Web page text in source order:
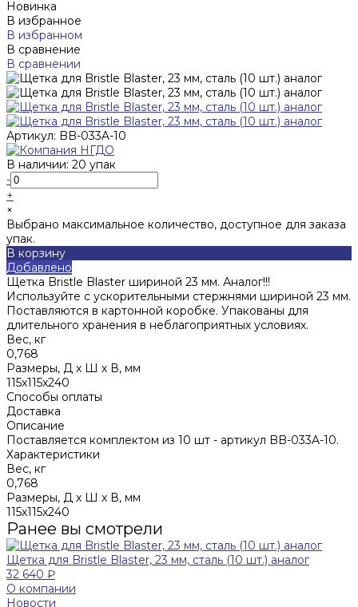
Новинка
В избранное
В избранном
В сравнение
В сравнении
Артикул: BB-033A-10
В наличии: 20 упак
-
+
×
Выбрано максимальное количество, доступное для заказа
упак.
В корзину
Добавлено
Щетка Bristle Blaster шириной 23 мм. Аналог!!!
Используйте с ускорительными стержнями шириной 23 мм.
Поставляются в картонной коробке. Упакованы для
длительного хранения в неблагоприятных условиях.
Вес, кг
0,768
Размеры, Д х Ш х В, мм
115x115x240
Способы оплаты
Доставка
Описание
Поставляется комплектом из 10 шт - артикул BB-033A-10.
Характеристики
Вес, кг
0,768
Размеры, Д х Ш х В, мм
115x115x240
Ранее вы смотрели
Щетка для Bristle Blaster, 23 мм, сталь (10 шт.) аналог
32 640 ₽
О компании
Новости